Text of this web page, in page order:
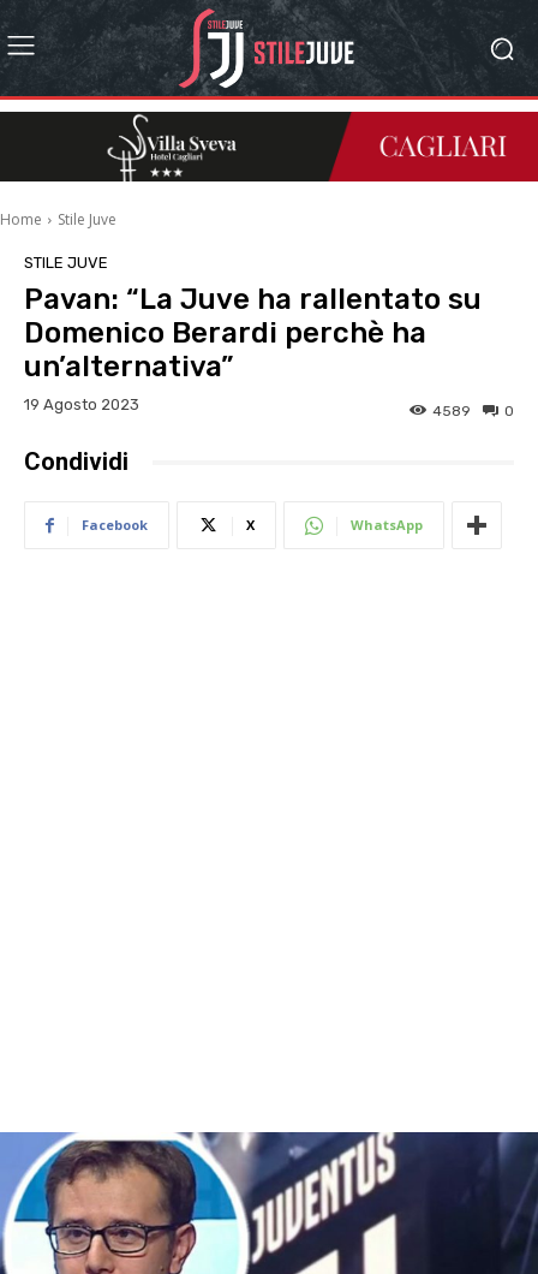
Home Stile Juve
STILE JUVE
Pavan: “La Juve ha rallentato su
Domenico Berardi perchè ha
un’alternativa”
19 Agosto 2023 0
4589
Condividi
Facebook X WhatsApp